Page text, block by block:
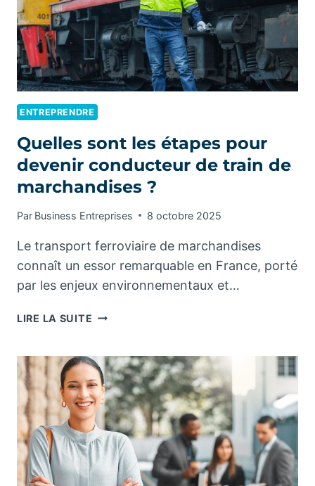
PROTHÉSISTE
ONGULAIRE
?
ENTREPRENDRE
Quelles sont les étapes pour
devenir conducteur de train de
marchandises ?
Par Business Entreprises 8 octobre 2025
Le transport ferroviaire de marchandises
connaît un essor remarquable en France, porté
par les enjeux environnementaux et…
LIRE LA SUITE QUELLES
ÉTAPES
POUR
DEVENIR
CONDUCTEUR
DE
TRAIN
DE
MARCHANDISES